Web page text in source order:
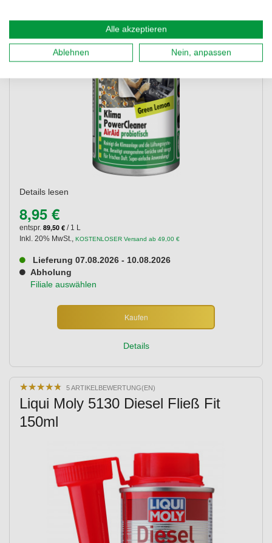
Details lesen
8,95 €
entspr. 89,50 € / 1 L
Inkl. 20% MwSt., KOSTENLOSER Versand ab 49,00 €
Lieferung 07.08.2026 - 10.08.2026
Abholung
Filiale auswählen
Kaufen
Details
★★★★★
★★★★★ 5 ARTIKELBEWERTUNG(EN)
Liqui Moly 5130 Diesel Fließ Fit
150ml
Alle akzeptieren
Ablehnen Nein, anpassen